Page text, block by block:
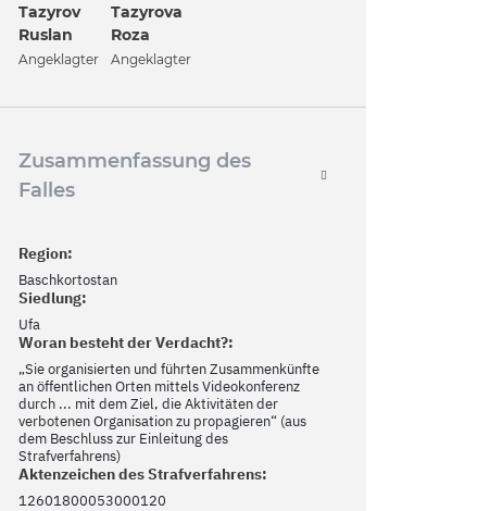
Tazyrov
Ruslan
Angeklagter
Tazyrova
Roza
Angeklagter
Zusammenfassung des
Falles
Region:
Baschkortostan
Siedlung:
Ufa
Woran besteht der Verdacht?:
„Sie organisierten und führten Zusammenkünfte
an öffentlichen Orten mittels Videokonferenz
durch ... mit dem Ziel, die Aktivitäten der
verbotenen Organisation zu propagieren“ (aus
dem Beschluss zur Einleitung des
Strafverfahrens)
Aktenzeichen des Strafverfahrens:
12601800053000120